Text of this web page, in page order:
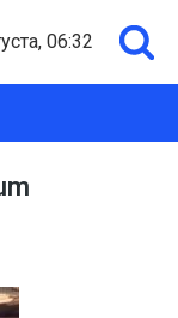
06:32